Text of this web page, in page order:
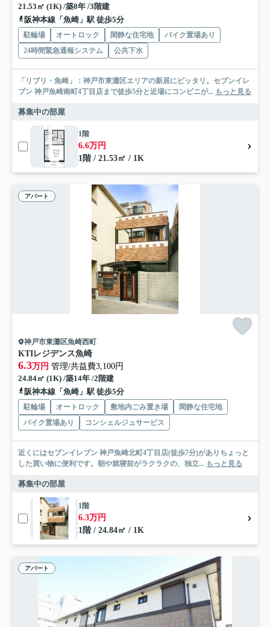
21.53㎡ (1K) /築8年 /3階建
阪神本線「魚崎」駅 徒歩5分
駐輪場 オートロック 閑静な住宅地
バイク置場あり
24時間緊急通報システム
公共下水
「リブリ・魚崎」：神戸市東灘区エリアの新居にピッタリ。セブンイレ
ブン 神戸魚崎南町4丁目店まで徒歩5分と近場にコンビニが... もっと見る
募集中の部屋
1階
6.6万円
1階 / 21.53㎡ / 1K
アパート
神戸市東灘区魚崎西町
KTIレジデンス魚崎
6.3万円 管理/共益費3,100円
24.84㎡ (1K) /築14年 /2階建
阪神本線「魚崎」駅 徒歩5分
駐輪場 オートロック 敷地内ごみ置き場
閑静な住宅地
バイク置場あり
コンシェルジュサービス
近くにはセブンイレブン 神戸魚崎北町4丁目店(徒歩7分)がありちょっと
した買い物に便利です。朝や就寝前がラクラクの、独立... もっと見る
募集中の部屋
1階
6.3万円
1階 / 24.84㎡ / 1K
アパート